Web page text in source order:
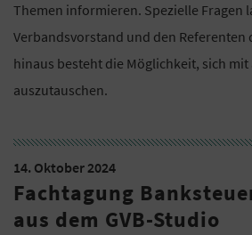
Themen informieren. Spezielle Fragen
Verbandsvorstand und den
hinaus besteht die Möglichkeit, sich
auszutauschen.
14. Oktober 2024
Fachtagung
aus dem GVB-Studio